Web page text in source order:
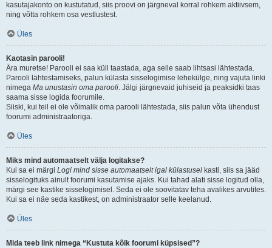
kasutajakonto on kustutatud, siis proovi on järgneval korral rohkem aktiivsem,
ning võtta rohkem osa vestlustest.
Üles
Kaotasin parooli!
Ära muretse! Parooli ei saa küll taastada, aga selle saab lihtsasi lähtestada.
Parooli lähtestamiseks, palun külasta sisselogimise lehekülge, ning vajuta linki
nimega Ma unustasin oma parooli. Jälgi järgnevaid juhiseid ja peaksidki taas
saama sisse logida foorumile.
Siiski, kui teil ei ole võimalik oma parooli lähtestada, siis palun võta ühendust
foorumi administraatoriga.
Üles
Miks mind automaatselt välja logitakse?
Kui sa ei märgi Logi mind sisse automaatselt igal külastusel kasti, siis sa jääd
sisselogituks ainult foorumi kasutamise ajaks. Kui tahad alati sisse logitud olla,
märgi see kastike sisselogimisel. Seda ei ole soovitatav teha avalikes arvutites.
Kui sa ei näe seda kastikest, on administraator selle keelanud.
Üles
Mida teeb link nimega “Kustuta kõik foorumi küpsised”?